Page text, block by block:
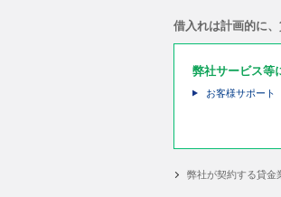
借入れは計画的に
弊社サービス等
お客様サポート
弊社が契約する貸金